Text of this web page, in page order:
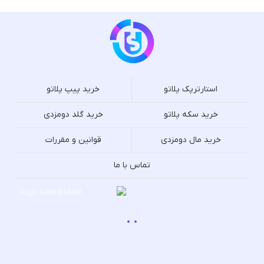
استارترپک پلاتو خرید پیپ پلاتو
خرید سکه پلاتو خرید گلد دومزدی
خرید مال دومزدی قوانین و مقررات
تماس با ما